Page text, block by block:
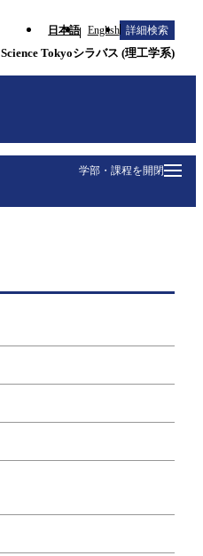
日本語 English 詳細検索
Science Tokyoシラバス (理工学系)
学部・課程を開閉